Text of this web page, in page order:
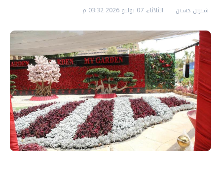
شيرين حسين الثلاثاء، 07 يوليو 2026 03:32 م